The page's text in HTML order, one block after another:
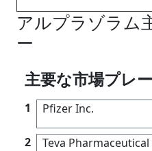
アルプラゾラム
ー
主要な市場プレ
1 Pfizer Inc.
2 Teva